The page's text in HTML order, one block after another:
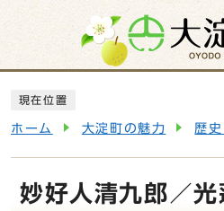
ページの先頭です
現在位置
ホーム 大淀町の魅力 歴
妙好人清九郎／